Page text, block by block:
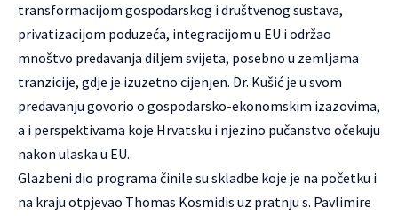
transformacijom gospodarskog i društvenog sustava,
privatizacijom poduzeća, integracijom u EU i održao
mnoštvo predavanja diljem svijeta, posebno u zemljama
tranzicije, gdje je izuzetno cijenjen. Dr. Kušić je u svom
predavanju govorio o gospodarsko-ekonomskim izazovima,
a i perspektivama koje Hrvatsku i njezino pučanstvo očekuju
nakon ulaska u EU.
Glazbeni dio programa činile su skladbe koje je na početku i
na kraju otpjevao Thomas Kosmidis uz pratnju s. Pavlimire